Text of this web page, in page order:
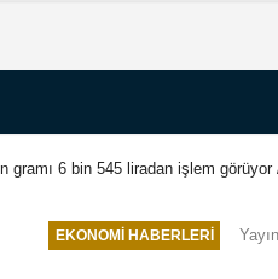
gramı 6 bin 545 liradan işlem
EKONOMI HABERLERI